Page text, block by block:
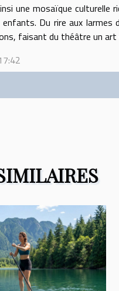
une mosaïque culturelle
Du rire aux larmes
faisant du théâtre un